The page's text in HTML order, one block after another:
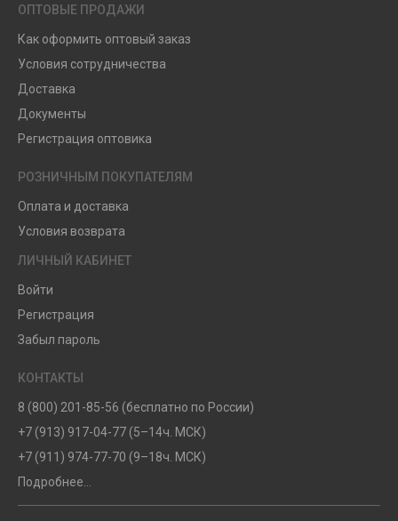
ОПТОВЫЕ ПРОДАЖИ
Как оформить оптовый заказ
Условия сотрудничества
Доставка
Документы
Регистрация оптовика
РОЗНИЧНЫМ ПОКУПАТЕЛЯМ
Оплата и доставка
Условия возврата
ЛИЧНЫЙ КАБИНЕТ
Войти
Регистрация
Забыл пароль
КОНТАКТЫ
8 (800) 201-85-56 (бесплатно по России)
+7 (913) 917-04-77 (5–14ч. МСК)
+7 (911) 974-77-70 (9–18ч. МСК)
Подробнее...